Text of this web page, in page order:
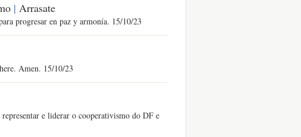
| Arrasate
progresar en paz y armonía. 15/10/23
Amen. 15/10/23
e liderar o cooperativismo do DF e